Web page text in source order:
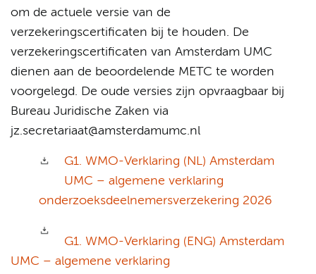
om de actuele versie van de
verzekeringscertificaten bij te houden. De
verzekeringscertificaten van Amsterdam UMC
dienen aan de beoordelende METC te worden
voorgelegd. De oude versies zijn opvraagbaar bij
Bureau Juridische Zaken via
jz.secretariaat@amsterdamumc.nl
G1. WMO-Verklaring (NL) Amsterdam
UMC – algemene verklaring
onderzoeksdeelnemersverzekering 2026
G1. WMO-Verklaring (ENG) Amsterdam
UMC – algemene verklaring